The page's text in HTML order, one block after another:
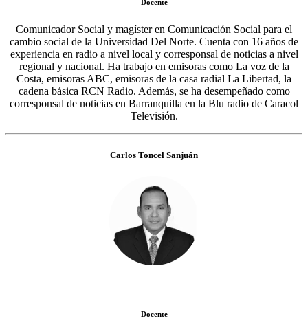
Docente
Comunicador Social y magíster en Comunicación Social para el
cambio social de la Universidad Del Norte. Cuenta con 16 años de
experiencia en radio a nivel local y corresponsal de noticias a nivel
regional y nacional. Ha trabajo en emisoras como La voz de la
Costa, emisoras ABC, emisoras de la casa radial La Libertad, la
cadena básica RCN Radio. Además, se ha desempeñado como
corresponsal de noticias en Barranquilla en la Blu radio de Caracol
Televisión.
Carlos Toncel Sanjuán
Docente